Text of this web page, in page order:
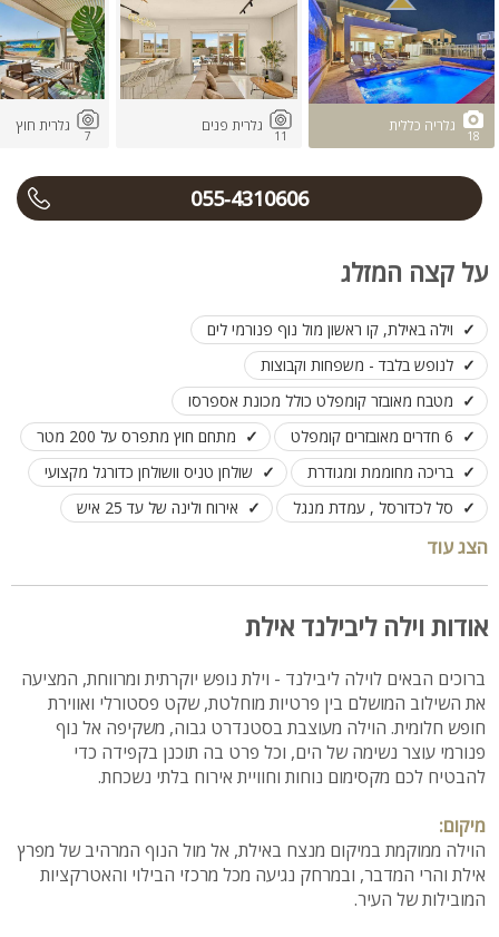
18
גלריה כללית
11
גלרית פנים
7
גלרית חוץ
055-4310606
על קצה המזלג
וילה באילת, קו ראשון מול נוף פנורמי לים
לנופש בלבד - משפחות וקבוצות
מטבח מאובזר קומפלט כולל מכונת אספרסו
6 חדרים מאובזרים קומפלט
מתחם חוץ מתפרס על 200 מטר
בריכה מחוממת ומגודרת
שולחן טניס וושולחן כדורגל מקצועי
סל לכדורסל , עמדת מנגל
אירוח ולינה של עד 25 איש
הצג עוד
אודות וילה ליבילנד אילת
ברוכים הבאים לוילה ליבילנד - וילת נופש יוקרתית ומרווחת, המציעה
את השילוב המושלם בין פרטיות מוחלטת, שקט פסטורלי ואווירת
חופש חלומית. הוילה מעוצבת בסטנדרט גבוה, משקיפה אל נוף
פנורמי עוצר נשימה של הים, וכל פרט בה תוכנן בקפידה כדי
להבטיח לכם מקסימום נוחות וחוויית אירוח בלתי נשכחת.
מיקום:
הוילה ממוקמת במיקום מנצח באילת, אל מול הנוף המרהיב של מפרץ
אילת והרי המדבר, ובמרחק נגיעה מכל מרכזי הבילוי והאטרקציות
המובילות של העיר.